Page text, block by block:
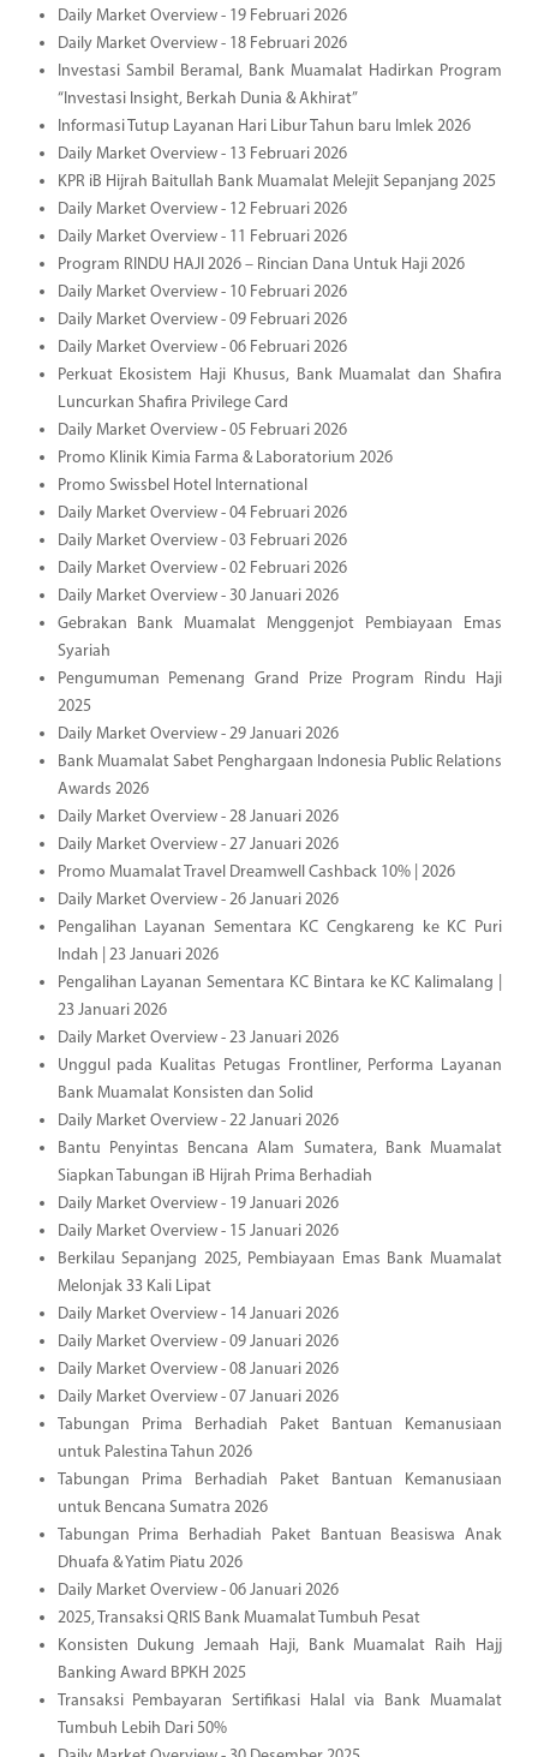
Daily Market Overview - 19 Februari 2026
Daily Market Overview - 18 Februari 2026
Investasi Sambil Beramal, Bank Muamalat Hadirkan Program
“Investasi Insight, Berkah Dunia & Akhirat”
Informasi Tutup Layanan Hari Libur Tahun baru Imlek 2026
Daily Market Overview - 13 Februari 2026
KPR iB Hijrah Baitullah Bank Muamalat Melejit Sepanjang 2025
Daily Market Overview - 12 Februari 2026
Daily Market Overview - 11 Februari 2026
Program RINDU HAJI 2026 – Rincian Dana Untuk Haji 2026
Daily Market Overview - 10 Februari 2026
Daily Market Overview - 09 Februari 2026
Daily Market Overview - 06 Februari 2026
Perkuat Ekosistem Haji Khusus, Bank Muamalat dan Shafira
Luncurkan Shafira Privilege Card
Daily Market Overview - 05 Februari 2026
Promo Klinik Kimia Farma & Laboratorium 2026
Promo Swissbel Hotel International
Daily Market Overview - 04 Februari 2026
Daily Market Overview - 03 Februari 2026
Daily Market Overview - 02 Februari 2026
Daily Market Overview - 30 Januari 2026
Gebrakan Bank Muamalat Menggenjot Pembiayaan Emas
Syariah
Pengumuman Pemenang Grand Prize Program Rindu Haji
2025
Daily Market Overview - 29 Januari 2026
Bank Muamalat Sabet Penghargaan Indonesia Public Relations
Awards 2026
Daily Market Overview - 28 Januari 2026
Daily Market Overview - 27 Januari 2026
Promo Muamalat Travel Dreamwell Cashback 10% | 2026
Daily Market Overview - 26 Januari 2026
Pengalihan Layanan Sementara KC Cengkareng ke KC Puri
Indah | 23 Januari 2026
Pengalihan Layanan Sementara KC Bintara ke KC Kalimalang |
23 Januari 2026
Daily Market Overview - 23 Januari 2026
Unggul pada Kualitas Petugas Frontliner, Performa Layanan
Bank Muamalat Konsisten dan Solid
Daily Market Overview - 22 Januari 2026
Bantu Penyintas Bencana Alam Sumatera, Bank Muamalat
Siapkan Tabungan iB Hijrah Prima Berhadiah
Daily Market Overview - 19 Januari 2026
Daily Market Overview - 15 Januari 2026
Berkilau Sepanjang 2025, Pembiayaan Emas Bank Muamalat
Melonjak 33 Kali Lipat
Daily Market Overview - 14 Januari 2026
Daily Market Overview - 09 Januari 2026
Daily Market Overview - 08 Januari 2026
Daily Market Overview - 07 Januari 2026
Tabungan Prima Berhadiah Paket Bantuan Kemanusiaan
untuk Palestina Tahun 2026
Tabungan Prima Berhadiah Paket Bantuan Kemanusiaan
untuk Bencana Sumatra 2026
Tabungan Prima Berhadiah Paket Bantuan Beasiswa Anak
Dhuafa & Yatim Piatu 2026
Daily Market Overview - 06 Januari 2026
2025, Transaksi QRIS Bank Muamalat Tumbuh Pesat
Konsisten Dukung Jemaah Haji, Bank Muamalat Raih Hajj
Banking Award BPKH 2025
Transaksi Pembayaran Sertifikasi Halal via Bank Muamalat
Tumbuh Lebih Dari 50%